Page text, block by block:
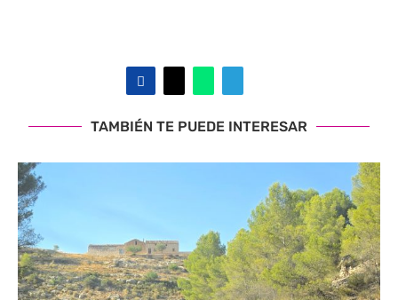
TAMBIÉN TE PUEDE INTERESAR